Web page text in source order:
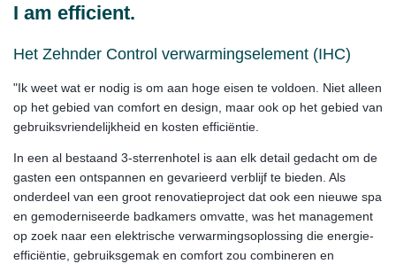
I am efficient.
Het Zehnder Control verwarmingselement (IHC)
"Ik weet wat er nodig is om aan hoge eisen te voldoen. Niet alleen
op het gebied van comfort en design, maar ook op het gebied van
gebruiksvriendelijkheid en kosten efficiëntie.
In een al bestaand 3-sterrenhotel is aan elk detail gedacht om de
gasten een ontspannen en gevarieerd verblijf te bieden. Als
onderdeel van een groot renovatieproject dat ook een nieuwe spa
en gemoderniseerde badkamers omvatte, was het management
op zoek naar een elektrische verwarmingsoplossing die energie-
efficiëntie, gebruiksgemak en comfort zou combineren en